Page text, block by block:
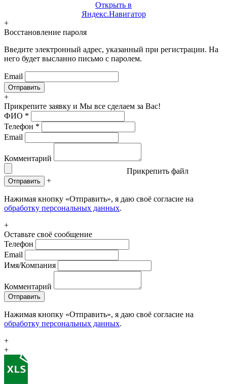
Открыть в
Яндекс.Навигатор
+
Восстановление пароля
Введите электронный адрес, указанный при регистрации. На
него будет высланно письмо с паролем.
Email
+
Прикрепите заявку и Мы все сделаем за Вас!
ФИО *
Телефон *
Email
Комментарий
Прикрепить файл
Отправить +
Нажимая кнопку «Отправить», я даю своё согласие на
обработку персональных данных.
+
Оставьте своё сообщение
Телефон
Email
Имя/Компания
Комментарий
Отправить
Нажимая кнопку «Отправить», я даю своё согласие на
обработку персональных данных.
+
+